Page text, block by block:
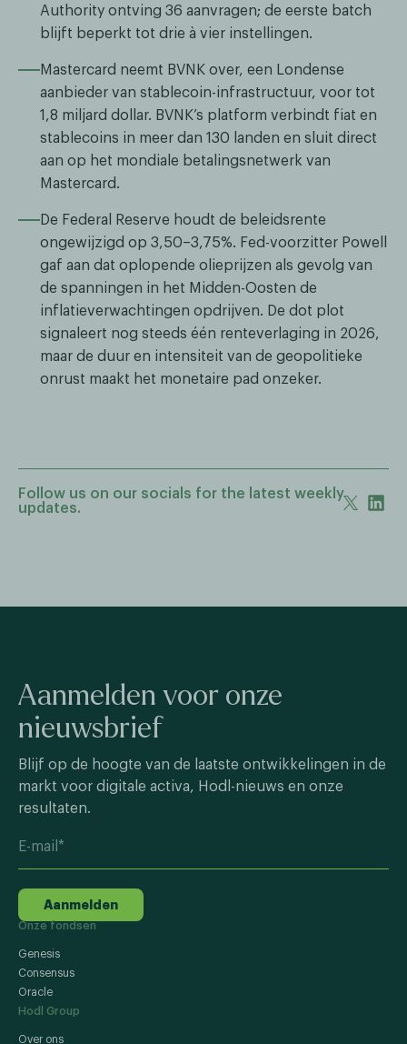
Authority ontving 36 aanvragen; de eerste batch
blijft beperkt tot drie à vier instellingen.
Mastercard neemt BVNK over, een Londense
aanbieder van stablecoin-infrastructuur, voor tot
1,8 miljard dollar. BVNK’s platform verbindt fiat en
stablecoins in meer dan 130 landen en sluit direct
aan op het mondiale betalingsnetwerk van
Mastercard.
De Federal Reserve houdt de beleidsrente
ongewijzigd op 3,50–3,75%. Fed-voorzitter Powell
gaf aan dat oplopende olieprijzen als gevolg van
de spanningen in het Midden-Oosten de
inflatieverwachtingen opdrijven. De dot plot
signaleert nog steeds één renteverlaging in 2026,
maar de duur en intensiteit van de geopolitieke
onrust maakt het monetaire pad onzeker.
Follow us on our socials for the latest weekly
updates.
Aanmelden voor onze
nieuwsbrief
Blijf op de hoogte van de laatste ontwikkelingen in de
markt voor digitale activa, Hodl-nieuws en onze
resultaten.
Aanmelden
Onze fondsen
Genesis
Consensus
Oracle
Hodl Group
Over ons